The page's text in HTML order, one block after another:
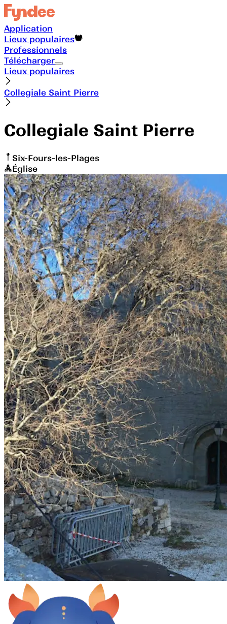
Application
Lieux populaires
Professionnels
Télécharger
Lieux populaires
Collegiale Saint Pierre
Collegiale Saint Pierre
Six-Fours-les-Plages
Église